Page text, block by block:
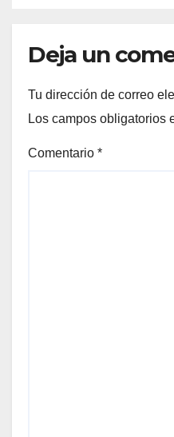
Deja un
Tu dirección de correo
Los campos obligatorios
Comentario *